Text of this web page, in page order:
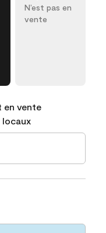
N’est pas en
vente
en vente
locaux